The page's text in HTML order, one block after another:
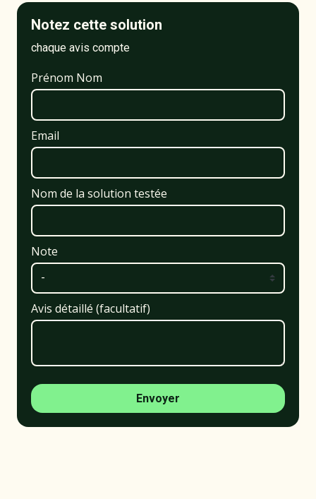
Notez cette solution
chaque avis compte
Prénom Nom
Email
Nom de la solution testée
Note
Avis détaillé (facultatif)
Envoyer